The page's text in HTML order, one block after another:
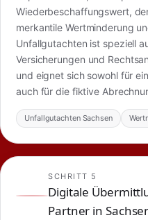
Wiederbeschaffungswert,
merkantile Wertminderung
Unfallgutachten ist speziell
Versicherungen und
und eignet sich sowohl für
auch für die fiktive
Unfallgutachten Sachsen
SCHRITT 5
Digitale
Partner in